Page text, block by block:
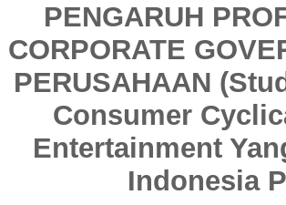
PENGARUH
CORPORATE
PERUSAHAAN
Consumer
Entertainment
Indonesia